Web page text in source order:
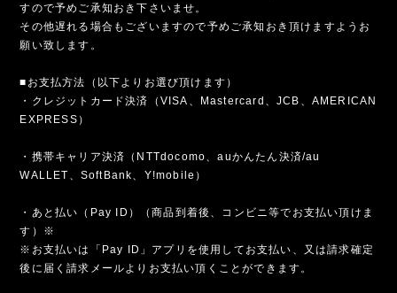
すので予めご承知おき下さいませ。
その他遅れる場合もございますので予めご承知おき頂けますようお
願い致します。
■お支払方法（以下よりお選び頂けます）
・クレジットカード決済（VISA、Mastercard、JCB、AMERICAN
EXPRESS）
・携帯キャリア決済（NTTdocomo、auかんたん決済/au
WALLET、SoftBank、Y!mobile）
・あと払い（Pay ID）（商品到着後、コンビニ等でお支払い頂けま
す）※
※お支払いは「Pay ID」アプリを使用してお支払い、又は請求確定
後に届く請求メールよりお支払い頂くことができます。